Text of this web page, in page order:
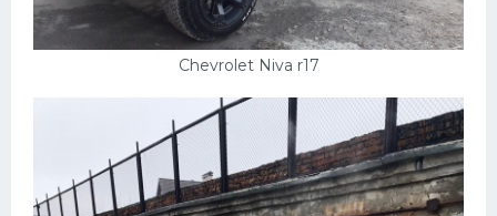
Chevrolet Niva r17